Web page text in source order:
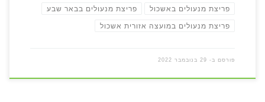
פריצת מנעולים באשכול פריצת מנעולים בבאר שבע
פריצת מנעולים במועצה אזורית אשכול
פורסם ב- 29 בנובמבר 2022